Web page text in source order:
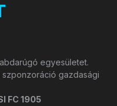
egyesületet.
gazdasági
FC 1905